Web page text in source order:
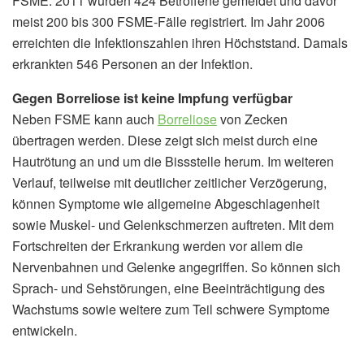
meist 200 bis 300 FSME-Fälle registriert. Im Jahr 2006
erreichten die Infektionszahlen ihren Höchststand. Damals
erkrankten 546 Personen an der Infektion.
Gegen Borreliose ist keine Impfung verfügbar
Neben FSME kann auch Borreliosevon Zecken
übertragen werden. Diese zeigt sich meist durch eine
Hautrötung an und um die Bissstelle herum. Im weiteren
Verlauf, teilweise mit deutlicher zeitlicher Verzögerung,
können Symptome wie allgemeine Abgeschlagenheit
sowie Muskel- und Gelenkschmerzen auftreten. Mit dem
Fortschreiten der Erkrankung werden vor allem die
Nervenbahnen und Gelenke angegriffen. So können sich
Sprach- und Sehstörungen, eine Beeinträchtigung des
Wachstums sowie weitere zum Teil schwere Symptome
entwickeln.